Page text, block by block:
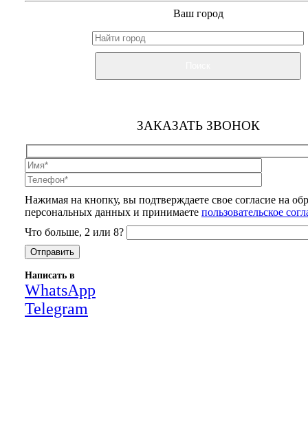
Ваш город
ЗАКАЗАТЬ ЗВОНОК
Нажимая на кнопку, вы подтверждаете свое согласие на
персональных данных и принимаете пользовательское
Что больше, 2 или 8?
Написать в
WhatsApp
Telegram